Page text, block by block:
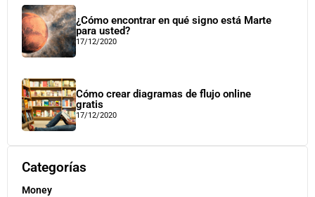
¿Cómo encontrar en qué signo está Marte
para usted?
17/12/2020
Cómo crear diagramas de flujo online
gratis
17/12/2020
Categorías
Money